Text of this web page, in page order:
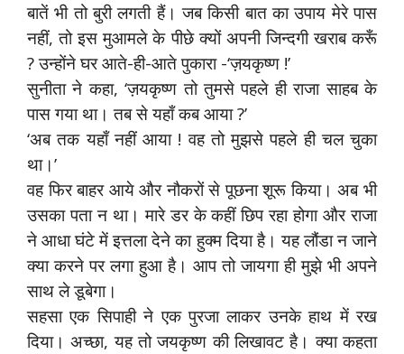
बातें भी तो बुरी लगती हैं। जब किसी बात का उपाय मेरे पास
नहीं, तो इस मुआमले के पीछे क्यों अपनी जिन्दगी खराब करूँ
? उन्होंने घर आते-ही-आते पुकारा -‘ज़यकृष्ण !’
सुनीता ने कहा, ‘ज़यकृष्ण तो तुमसे पहले ही राजा साहब के
पास गया था। तब से यहाँ कब आया ?’
‘अब तक यहाँ नहीं आया ! वह तो मुझसे पहले ही चल चुका
था।’
वह फिर बाहर आये और नौकरों से पूछना शूरू किया। अब भी
उसका पता न था। मारे डर के कहीं छिप रहा होगा और राजा
ने आधा घंटे में इत्तला देने का हुक्म दिया है। यह लौंडा न जाने
क्या करने पर लगा हुआ है। आप तो जायगा ही मुझे भी अपने
साथ ले डूबेगा।
सहसा एक सिपाही ने एक पुरजा लाकर उनके हाथ में रख
दिया। अच्छा, यह तो जयकृष्ण की लिखावट है। क्या कहता